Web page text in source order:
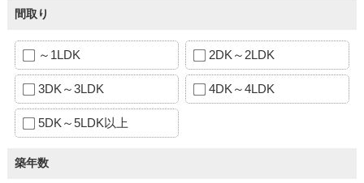
間取り
～1LDK 2DK～2LDK
3DK～3LDK 4DK～4LDK
5DK～5LDK以上
築年数